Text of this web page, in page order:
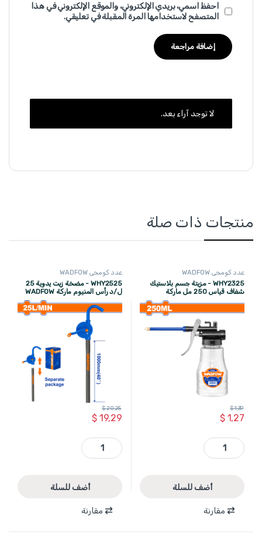
احفظ اسمي، بريدي الإلكتروني، والموقع الإلكتروني في هذا
المتصفح لاستخدامها المرة المقبلة في تعليقي.
لا توجد آراء بعد.
منتجات ذات صلة
عدد كومجي WADFOW
WHY2325 - مزيتة جسم بلاستيك
شفاف قياس 250 مل ماركة
$1,27
$1,39
WHY2325 - مزيتة جسم بلاستيك شفاف قياس 250 مل ماركة WADFOW quantity
أضف للسلة
مقارنة
عدد كومجي WADFOW
WHY2525 - مضخة زيت يدوية 25
ل/د رأس المنيوم ماركة WADFOW
$19,29
$20,25
WHY2525 - مضخة زيت يدوية 25 ل/د رأس المنيوم ماركة WADFOW quantity
أضف للسلة
مقارنة